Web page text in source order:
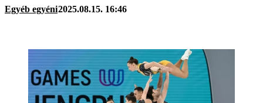
Egyéb egyéni2025.08.15. 16:46